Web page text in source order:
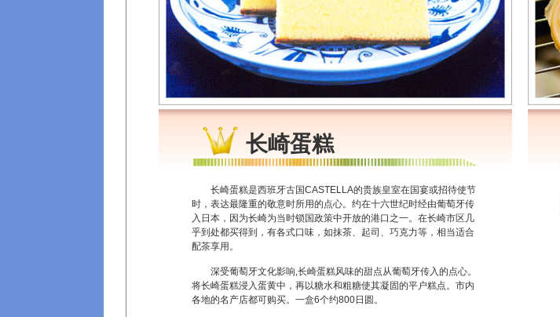
长崎蛋糕
长崎蛋糕是西班牙古国CASTELLA的贵族皇室在国宴或招待使节
时，表达最隆重的敬意时所用的点心。约在十六世纪时经由葡萄牙传
入日本，因为长崎为当时锁国政策中开放的港口之一。在长崎市区几
乎到处都买得到，有各式口味，如抹茶、起司、巧克力等，相当适合
配茶享用。
深受葡萄牙文化影响,长崎蛋糕风味的甜点从葡萄牙传入的点心。
将长崎蛋糕浸入蛋黄中，再以糖水和粗糖使其凝固的平户糕点。市内
各地的名产店都可购买。一盒6个约800日圆。